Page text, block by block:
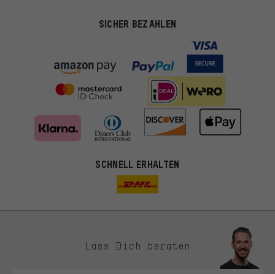
SICHER BEZAHLEN
SCHNELL ERHALTEN
Lass Dich beraten